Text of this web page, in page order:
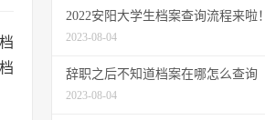
2022安阳大学生档案查询流程来啦！
2023-08-04
辞职之后不知道档案在哪怎么查询
2023-08-04